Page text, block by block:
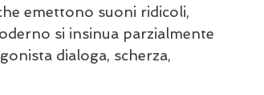
emettono suoni ridicoli,
si insinua parzialmente
dialoga, scherza,